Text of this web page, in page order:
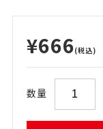
¥666(税込)
数量